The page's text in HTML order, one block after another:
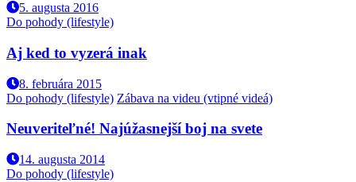
5. augusta 2016
Do pohody (lifestyle)
Aj ked to vyzerá inak
8. februára 2015
Do pohody (lifestyle) Zábava na videu (vtipné videá)
Neuveriteľné! Najúžasnejší boj na svete
14. augusta 2014
Do pohody (lifestyle)